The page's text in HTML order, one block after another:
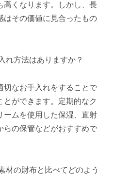
高くなります。しかし、長
はその価値に見合ったもの
れ方法はありますか？
切なお手入れをすることで
ができます。定期的なク
ームを使用した保湿、直射
らの保管などがおすすめで
材の財布と比べてどのよう